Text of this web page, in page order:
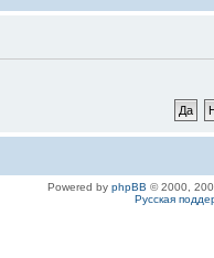
Powered by phpBB © 2000,
Русская